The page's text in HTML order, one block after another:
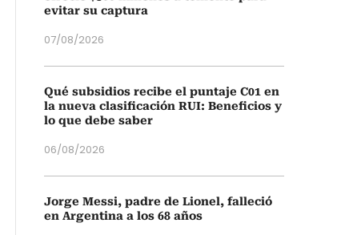
evitar su captura
07/08/2026
Qué subsidios recibe el puntaje C01 en
la nueva clasificación RUI: Beneficios y
lo que debe saber
06/08/2026
Jorge Messi, padre de Lionel, falleció
en Argentina a los 68 años